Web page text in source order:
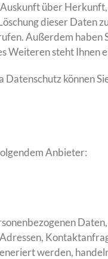
über
dieser Daten
Außerdem haben
Weiteren steht
können
Anbieter:
Adressen,
werden,